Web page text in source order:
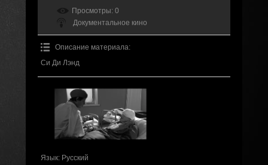
Просмотры: 0
Документальное кино
Описание материала:
Си Ди Лэнд
Язык: Русский